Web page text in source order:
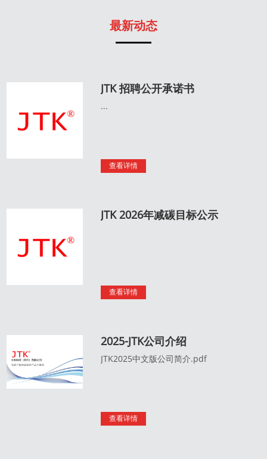
最新动态
JTK 招聘公开承诺书
...
查看详情
JTK 2026年减碳目标公示
查看详情
2025-JTK公司介绍
JTK2025中文版公司简介.pdf
查看详情